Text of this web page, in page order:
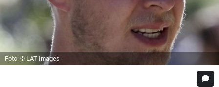
Foto: © LAT Images